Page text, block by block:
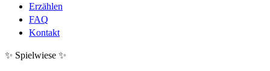
Erzählen
FAQ
Kontakt
✨ Spielwiese ✨